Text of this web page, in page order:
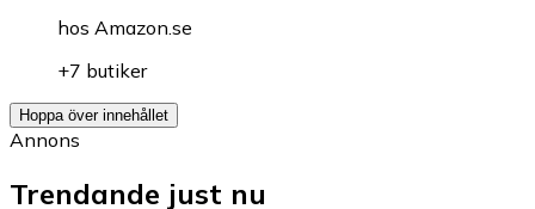
hos Amazon.se
+7 butiker
Hoppa över innehållet
Annons
Trendande just nu